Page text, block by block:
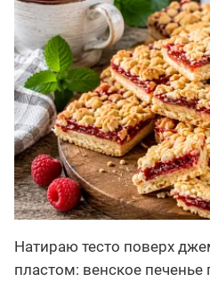
Натираю тесто поверх
пластом: венское печенье